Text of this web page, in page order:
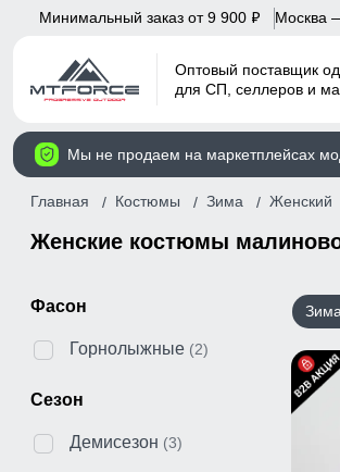
Минимальный заказ от 9 900 p Москва
Оптовый поставщик
для СП, селлеров и
Мы не продаем на маркетплейсах
Главная Костюмы Зима Женский
Женские костюмы
Фасон
Горнолыжные (2)
Сезон
Демисезон (3)
Зима